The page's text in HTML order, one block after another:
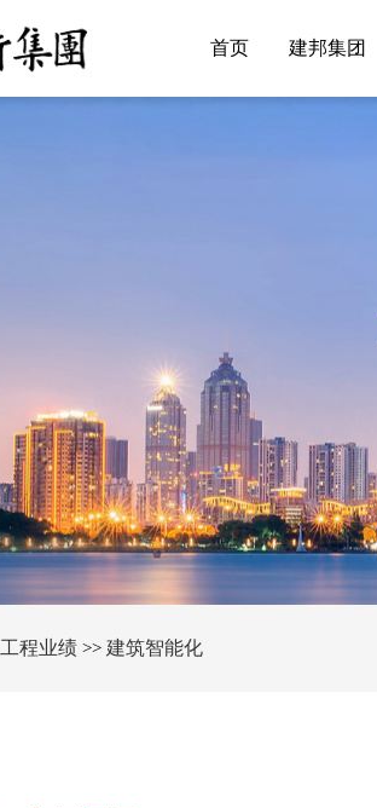
首页 建邦集团
工程业绩 >>建筑智能化